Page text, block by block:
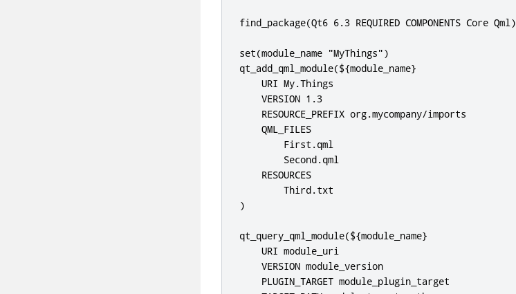
find_package(Qt6 6.3 REQUIRED COMPONENTS Core Qml)
set(module_name "MyThings")
qt_add_qml_module(${module_name}
    URI My.Things
    VERSION 1.3
    RESOURCE_PREFIX org.mycompany/imports
    QML_FILES
        First.qml
        Second.qml
    RESOURCES
        Third.txt
)
qt_query_qml_module(${module_name}
    URI module_uri
    VERSION module_version
    PLUGIN_TARGET module_plugin_target